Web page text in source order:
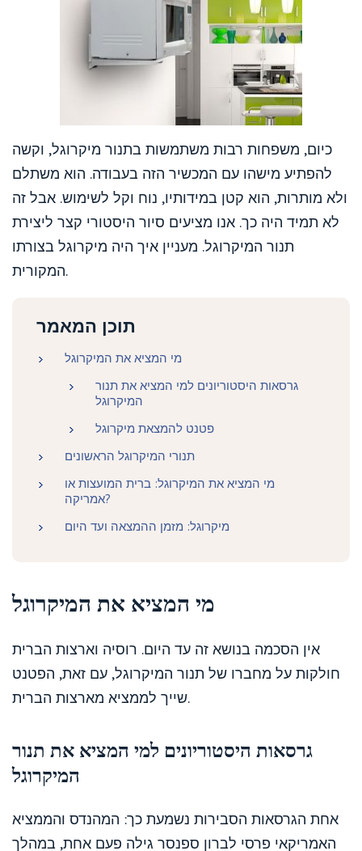
כיום, משפחות רבות משתמשות בתנור מיקרוגל, וקשה
להפתיע מישהו עם המכשיר הזה בעבודה. הוא משתלם
ולא מותרות, הוא קטן במידותיו, נוח וקל לשימוש. אבל זה
לא תמיד היה כך. אנו מציעים סיור היסטורי קצר ליצירת
תנור המיקרוגל. מעניין איך היה מיקרוגל בצורתו
המקורית.
תוכן המאמר
מי המציא את המיקרוגל
גרסאות היסטוריונים למי המציא את תנור
המיקרוגל
פטנט להמצאת מיקרוגל
תנורי המיקרוגל הראשונים
מי המציא את המיקרוגל: ברית המועצות או
אמריקה?
מיקרוגל: מזמן ההמצאה ועד היום
מי המציא את המיקרוגל
אין הסכמה בנושא זה עד היום. רוסיה וארצות הברית
חולקות על מחברו של תנור המיקרוגל, עם זאת, הפטנט
שייך לממציא מארצות הברית.
גרסאות היסטוריונים למי המציא את תנור
המיקרוגל
אחת הגרסאות הסבירות נשמעת כך: המהנדס והממציא
האמריקאי פרסי לברון ספנסר גילה פעם אחת, במהלך